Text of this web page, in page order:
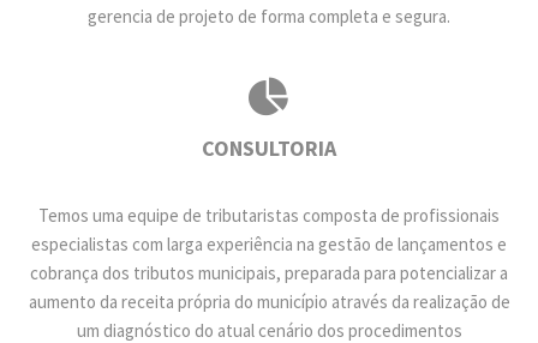
gerencia de projeto de forma completa e segura.
CONSULTORIA
Temos uma equipe de tributaristas composta de profissionais
especialistas com larga experiência na gestão de lançamentos e
cobrança dos tributos municipais, preparada para potencializar a
aumento da receita própria do município através da realização de
um diagnóstico do atual cenário dos procedimentos